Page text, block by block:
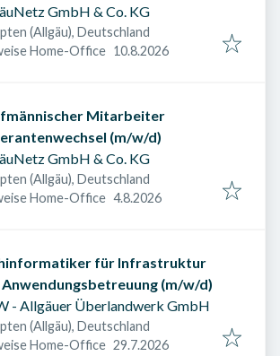
GmbH & Co. KG
(Allgäu), Deutschland
Home-Office Veröffentlicht am
10.8.2026
Mitarbeiter
(m/w/d)
GmbH & Co. KG
(Allgäu), Deutschland
Home-Office Veröffentlicht am
4.8.2026
für Infrastruktur
Anwendungsbetreuung (m/w/d)
- Allgäuer Überlandwerk GmbH
(Allgäu), Deutschland
Home-Office Veröffentlicht am
29.7.2026